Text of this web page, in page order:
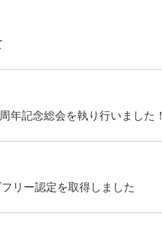
年記念総会を執り行いました！
リー認定を取得しました